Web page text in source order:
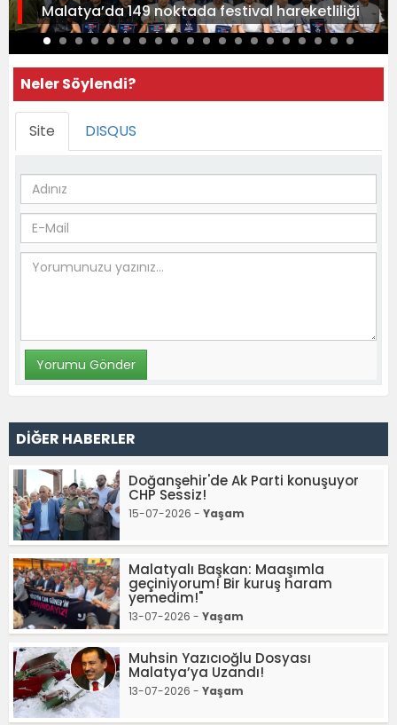
Malatya’da 149 noktada festival hareketliliği
Neler Söylendi?
Site DISQUS
DİĞER HABERLER
Doğanşehir'de Ak Parti konuşuyor
CHP Sessiz!
15-07-2026 - Yaşam
Malatyalı Başkan: Maaşımla
geçiniyorum! Bir kuruş haram
yemedim!"
13-07-2026 - Yaşam
Muhsin Yazıcıoğlu Dosyası
Malatya’ya Uzandı!
13-07-2026 - Yaşam